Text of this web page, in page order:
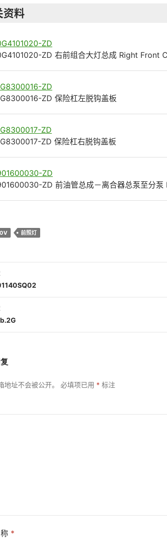
资料
ZD
ZD 右前组合大灯总成 Right Front
ZD
ZD 保险杠左脱钩盖板
ZD
ZD 保险杠右脱钩盖板
ZD
ZD 前油管总成－离合器总泵至分
前照灯
地址不会被公开。 必填项已用 * 标注
*